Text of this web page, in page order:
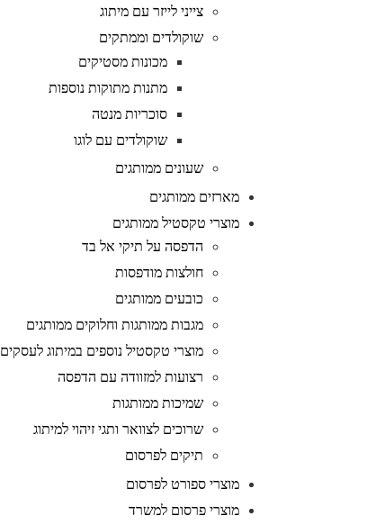
צייני לייזר עם מיתוג
שוקולדים וממתקים
מכונות מסטיקים
מתנות מתוקות נוספות
סוכריות מנטה
שוקולדים עם לוגו
שעונים ממותגים
מארזים ממותגים
מוצרי טקסטיל ממותגים
הדפסה על תיקי אל בד
חולצות מודפסות
כובעים ממותגים
מגבות ממותגות וחלוקים ממותגים
מוצרי טקסטיל נוספים במיתוג לעסקים
רצועות למזוודה עם הדפסה
שמיכות ממותגות
שרוכים לצוואר ותגי זיהוי למיתוג
תיקים לפרסום
מוצרי ספורט לפרסום
מוצרי פרסום למשרד